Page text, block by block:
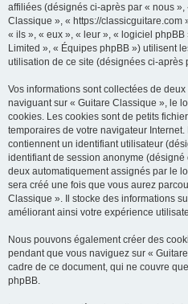
affiliées (désignés ci-après par « nous »,
Classique », « https://classicguitare.com
« ils », « eux », « leur », « logiciel
Limited », « Équipes phpBB ») utilisent
utilisation de ce site (désignées ci-après
Vos informations sont collectées de
naviguant sur « Guitare Classique », le
cookies. Les cookies sont de petits
temporaires de votre navigateur
contiennent un identifiant utilisateur
identifiant de session anonyme
deux automatiquement assignés par le
sera créé une fois que vous aurez
Classique ». Il stocke des informations
améliorant ainsi votre expérience
Nous pouvons également créer des
pendant que vous naviguez sur «
cadre de ce document, qui ne couvre
phpBB.